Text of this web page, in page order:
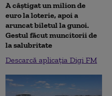
A câștigat un milion de
euro la loterie, apoi a
aruncat biletul la gunoi.
Gestul făcut muncitorii de
la salubritate
Descarcă aplicația Digi FM